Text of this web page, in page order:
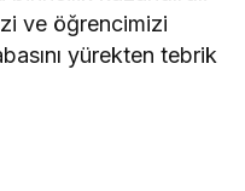
ve öğrencimizi
yürekten tebrik